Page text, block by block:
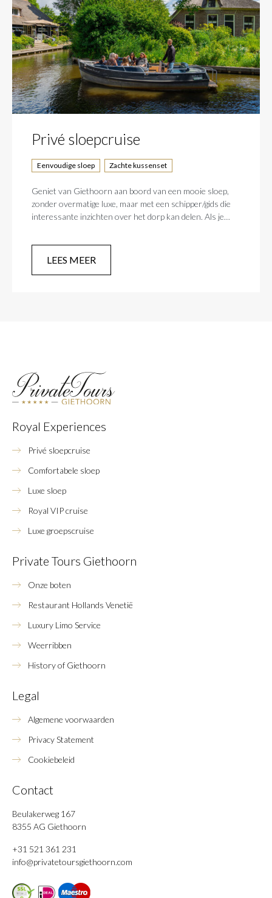
Privé sloepcruise
Eenvoudige sloep Zachte kussenset
Geniet van Giethoorn aan boord van een mooie sloep,
zonder overmatige luxe, maar met een schipper/gids die
interessante inzichten over het dorp kan delen. Als je
aangenaam mogelijk te maken.
LEES MEER
Royal Experiences
Privé sloepcruise
Comfortabele sloep
Luxe sloep
Royal VIP cruise
Luxe groepscruise
Private Tours Giethoorn
Onze boten
Restaurant Hollands Venetië
Luxury Limo Service
Weerribben
History of Giethoorn
Legal
Algemene voorwaarden
Privacy Statement
Cookiebeleid
Contact
Beulakerweg 167
8355 AG Giethoorn
+31 521 361 231
info@privatetoursgiethoorn.com